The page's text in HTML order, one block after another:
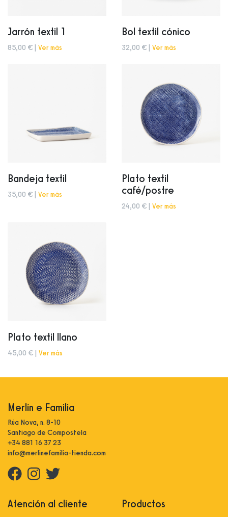
Jarrón textil 1
85,00 € | Ver más
Bol textil cónico
32,00 € | Ver más
Bandeja textil
35,00 € | Ver más
Plato textil
café/postre
24,00 € | Ver más
Plato textil llano
45,00 € | Ver más
Merlín e Familia
Rúa Nova, n. 8-10
Santiago de Compostela
+34 881 16 37 23
info@merlinefamilia-tienda.com
Atención al cliente Productos